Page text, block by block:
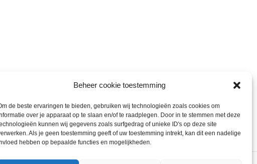
Beheer cookie toestemming
de beste ervaringen te bieden, gebruiken wij technologieën zoals cookies om
over je apparaat op te slaan en/of te raadplegen. Door in te stemmen met deze
kunnen wij gegevens zoals surfgedrag of unieke ID's op deze site
Als je geen toestemming geeft of uw toestemming intrekt, kan dit een nadelige
hebben op bepaalde functies en mogelijkheden.